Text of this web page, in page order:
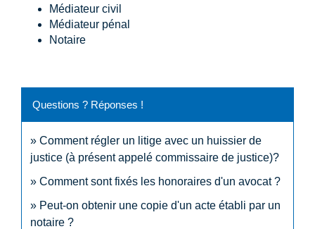
Médiateur civil
Médiateur pénal
Notaire
Questions ? Réponses !
Comment régler un litige avec un huissier de
justice (à présent appelé commissaire de justice)?
Comment sont fixés les honoraires d'un avocat ?
Peut-on obtenir une copie d'un acte établi par un
notaire ?